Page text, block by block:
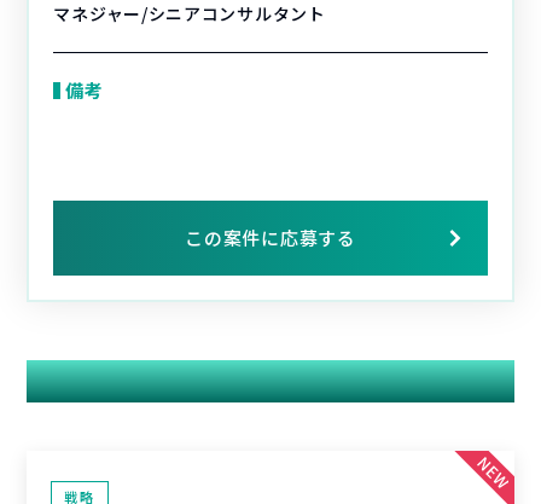
マネジャー/シニアコンサルタント
備考
この案件に応募する
関連する案件
戦略